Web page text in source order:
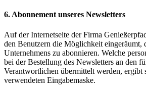
6. Abonnement unseres Newsletters
Auf der Internetseite der Firma
den Benutzern die Möglichkeit eingeräumt,
Unternehmens zu abonnieren. Welche
bei der Bestellung des Newsletters an den
Verantwortlichen übermittelt werden, ergibt
verwendeten Eingabemaske.